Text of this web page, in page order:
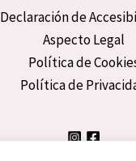
Declaración de
Aspecto Legal
Política de
Política de